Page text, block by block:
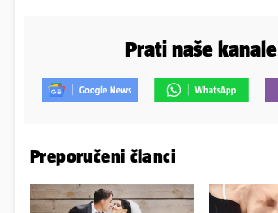
Prati naše kanale
Preporučeni članci